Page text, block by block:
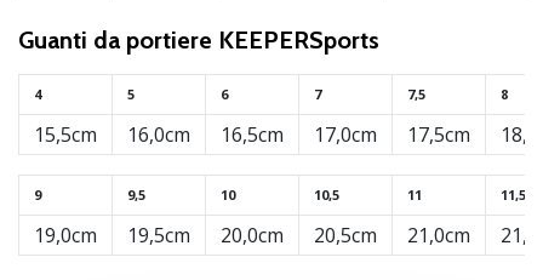
una
pagina
Facebook
o
un
forum
online?
Fa’
che
Guanti da portiere KEEPERSports
4
15,5cm
5
16,0cm
6
16,5cm
7
17,0cm
7,5
17,5cm
8
9
19,0cm
9,5
19,5cm
10
20,0cm
10,5
20,5cm
11
21,0cm
11,5